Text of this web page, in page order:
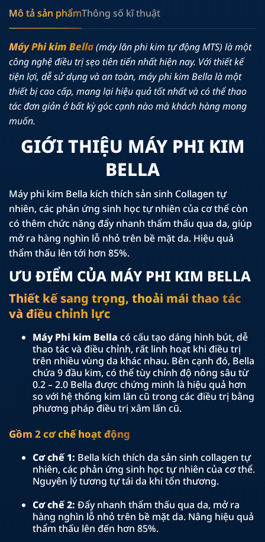
Mô tả sản phẩmThông số kĩ thuật
Máy Phi kim Bella(máy lăn phi kim tự động MTS) là một
công nghệ điều trị sẹo tiên tiến nhất hiện nay. Với thiết kế
tiện lợi, dễ sử dụng và an toàn, máy phi kim Bella là một
thiết bị cao cấp, mang lại hiệu quả tốt nhất và có thể thao
tác đơn giản ở bất kỳ góc cạnh nào mà khách hàng mong
muốn.
GIỚI THIỆU MÁY PHI KIM
BELLA
Máy phi kim Bella kích thích sản sinh Collagen tự
nhiên, các phản ứng sinh học tự nhiên của cơ thể còn
có thêm chức năng đẩy nhanh thẩm thấu qua da, giúp
mở ra hàng nghìn lỗ nhỏ trên bề mặt da. Hiệu quả
thẩm thấu lên tới hơn 85%.
ƯU ĐIỂM CỦA MÁY PHI KIM BELLA
Thiết kế sang trọng, thoải mái thao tác
và điều chỉnh lực
Máy Phi kim Bella có cấu tạo dáng hình bút, dễ
thao tác và điều chỉnh, rất linh hoạt khi điều trị
trên nhiều vùng da khác nhau. Bên cạnh đó, Bella
chứa 9 đầu kim, có thể tùy chỉnh độ nông sâu từ
0.2 – 2.0 Bella được chứng minh là hiệu quả hơn
so với hệ thống kim lăn cũ trong các điều trị bằng
phương pháp điều trị xâm lấn cũ.
Gồm 2 cơ chế hoạt động
Cơ chế 1: Bella kích thích da sản sinh collagen tự
nhiên, các phản ứng sinh học tự nhiên của cơ thể.
Nguyên lý tương tự tái da khi tổn thương.
Cơ chế 2: Đẩy nhanh thẩm thấu qua da, mở ra
hàng nghìn lỗ nhỏ trên bề mặt da. Nâng hiệu quả
thẩm thấu lên đến hơn 85%.